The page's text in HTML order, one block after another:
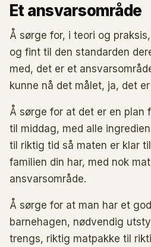
Et ansvarsområde
Å sørge for, i teori og
og fint til den standarden
med, det er et
kunne nå det målet, ja, det
Å sørge for at det er en plan
til middag, med alle
til riktig tid så maten er klar
familien din har, med nok
ansvarsområde.
Å sørge for at man har et
barnehagen, nødvendig
trengs, riktig matpakke til